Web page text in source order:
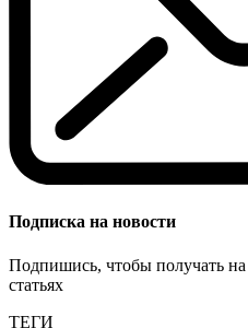
Подписка на новости
Подпишись, чтобы получать
статьях
ТЕГИ